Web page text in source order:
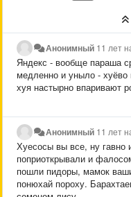
Анонимный 11 лет
Яндекс - вообще параша
медленно и уныло - хуёво
хуя настырно впаривают
Анонимный 11 лет
Хуесосы вы все, ну гавно
поприоткрывали и
пошли пидоры, мамок
понюхай пороху.